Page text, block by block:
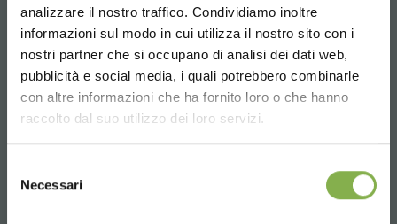
analizzare il nostro traffico. Condividiamo inoltre
informazioni sul modo in cui utilizza il nostro sito con i
nostri partner che si occupano di analisi dei dati web,
pubblicità e social media, i quali potrebbero combinarle
con altre informazioni che ha fornito loro o che hanno
raccolto dal suo utilizzo dei loro servizi.
delNecessari
Choose the country you are in and your
language for a better browsing experience
Whatsapp
Información requerida
+39 3457719939
DESCARGAR
FICHA TÉCNICA
para descargar la ficha